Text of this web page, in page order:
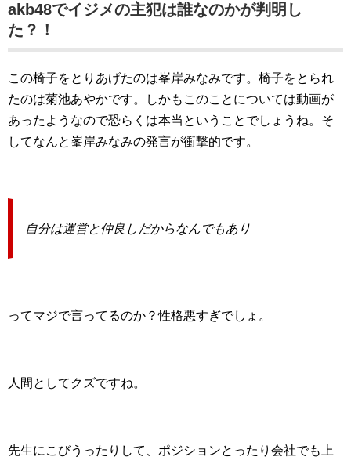
akb48でイジメの主犯は誰なのかが判明し
た？！
この椅子をとりあげたのは峯岸みなみです。椅子をとられ
たのは菊池あやかです。しかもこのことについては動画が
あったようなので恐らくは本当ということでしょうね。そ
してなんと峯岸みなみの発言が衝撃的です。
自分は運営と仲良しだからなんでもあり
ってマジで言ってるのか？性格悪すぎでしょ。
人間としてクズですね。
先生にこびうったりして、ポジションとったり会社でも上